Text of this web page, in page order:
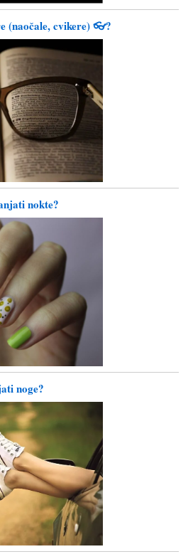
(naočale, cvikere) 👓?
nokte?
noge?